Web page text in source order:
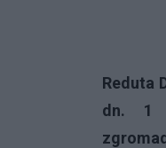
Reduta
dn. 1